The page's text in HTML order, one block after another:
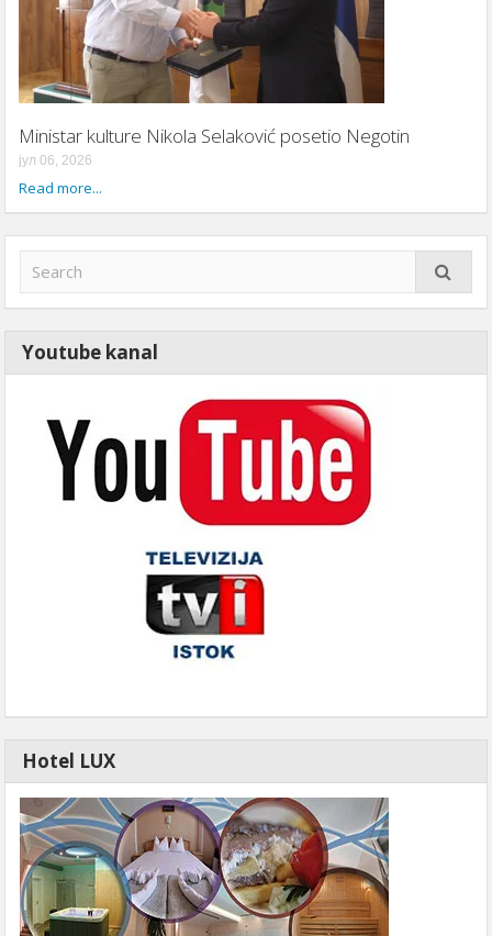
Ministar kulture Nikola Selaković posetio Negotin
јул 06, 2026
Read more...
Youtube kanal
Hotel LUX